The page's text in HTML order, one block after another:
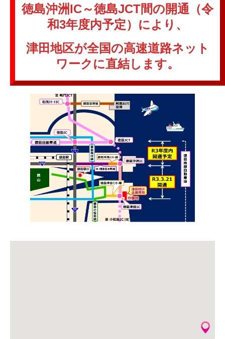
徳島沖洲IC～徳島JCT間の開通（令
和3年度内予定）により、
津田地区が全国の高速道路ネット
ワークに直結します。